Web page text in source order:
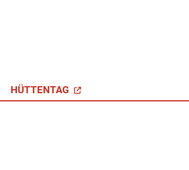
HÜTTENTAG